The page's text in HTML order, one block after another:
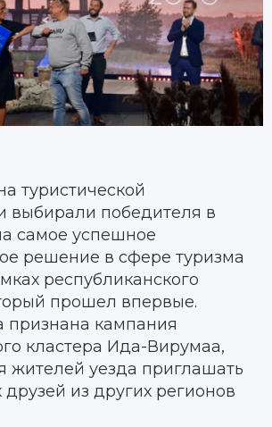
туристической
выбирали победителя в
самое успешное
решение в сфере туризма
республиканского
прошел впервые.
кампания
кластера Ида-Вирумаа,
жителей уезда приглашать
друзей из других регионов